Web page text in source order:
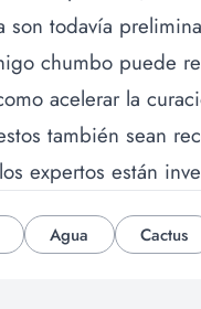
son todavía
chumbo puede
acelerar la
también sean
expertos están
Agua Cactus